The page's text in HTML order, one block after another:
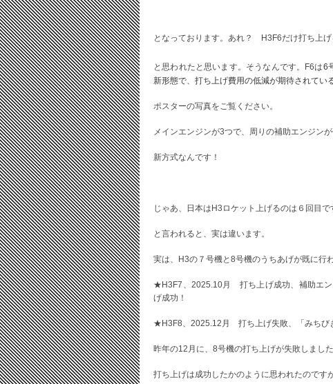
となっております。あれ？ H3F6だけ打ち上げ
と思われたと思います。そうなんです。F6は6
新形態で、打ち上げ費用の低減が期待されてい
ポスターの写真をご覧ください。
メインエンジンが3つで、周りの補助エンジン
新方式なんです！
じゃあ、日本はH3ロケット上げるのは６回目で
と言われると、実は違います。
実は、H3の７号機と8号機のうちあげが既に行
★H3F7、 2025.10月 打ち上げ成功、補助エ
げ成功！
★H3F8、2025.12月 打ち上げ失敗、「みちび
昨年の12月に、8号機の打ち上げが失敗しました
打ち上げは成功したかのように思われたのです